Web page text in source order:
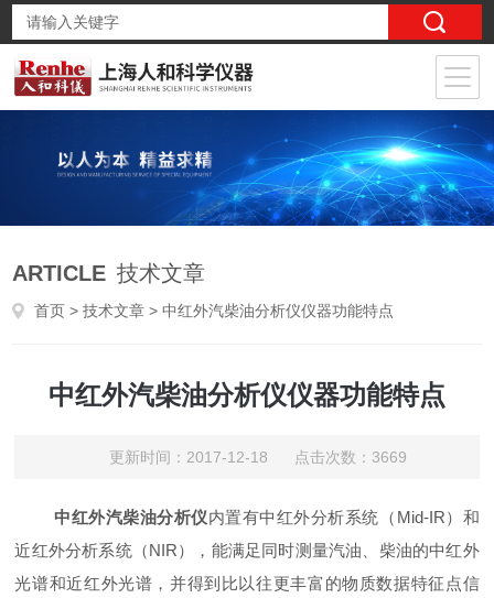
ARTICLE 技术文章
首页 >技术文章 > 中红外汽柴油分析仪仪器功能特点
中红外汽柴油分析仪仪器功能特点
更新时间：2017-12-18 点击次数：3669
中红外汽柴油分析仪内置有中红外分析系统（Mid-IR）和
近红外分析系统（NIR），能满足同时测量汽油、柴油的中红外
光谱和近红外光谱，并得到比以往更丰富的物质数据特征点信